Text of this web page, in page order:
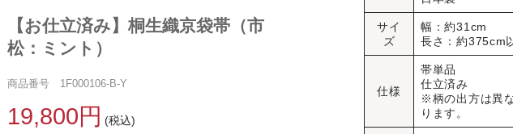
サイ
ズ
幅：約31cm
長さ：約375cm
仕様
帯単品
仕立済み
※柄の出方は異
ります。
【お仕立済み】桐生織京袋帯（市
松：ミント）
商品番号 1F000106-B-Y
19,800円 (税込)